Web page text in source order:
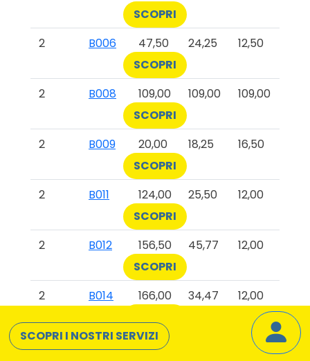
SCOPRI
2
B006 47,50 24,25
12,50
SCOPRI
2
B008 109,00 109,00
109,00
SCOPRI
2
B009 20,00 18,25
16,50
SCOPRI
2
B011 124,00 25,50
12,00
SCOPRI
2
B012 156,50 45,77
12,00
SCOPRI
2
B014 166,00 34,47
12,00
2
B015 213,50
12,00
SCOPRI I NOSTRI SERVIZI